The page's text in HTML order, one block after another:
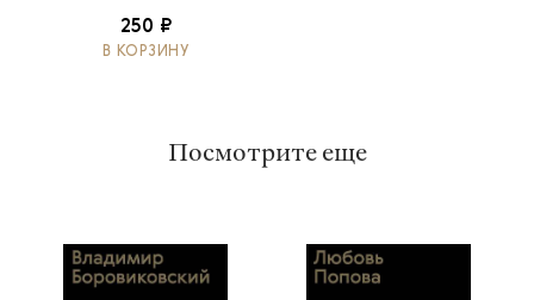
250 ₽
В КОРЗИНУ
Посмотрите еще